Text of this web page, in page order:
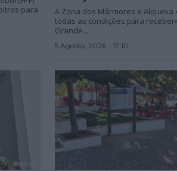
para
A Zona dos Mármores e Alqueva
todas as condições para
Grande...
5 Agosto, 2026 - 17:10